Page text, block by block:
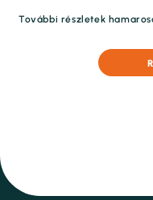
További részletek
R